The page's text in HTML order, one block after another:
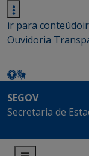
ir para conteúdo
Ouvidoria
SEGOV
Secretaria de